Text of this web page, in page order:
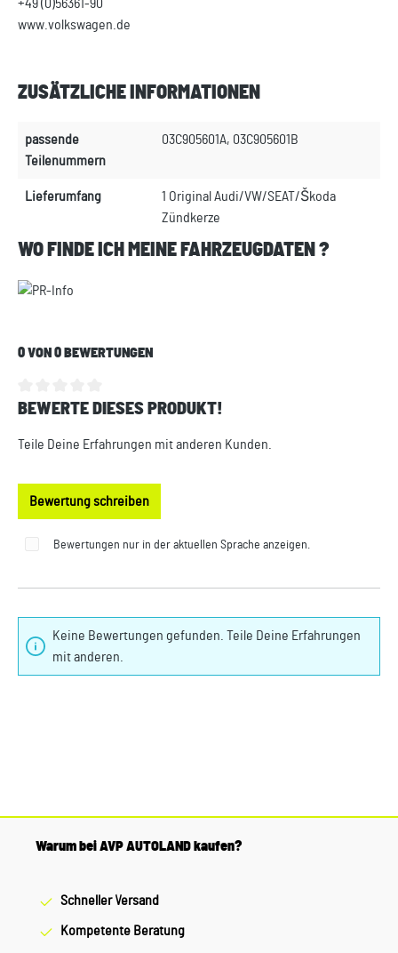
+49 (0)56361-90
www.volkswagen.de
ZUSÄTZLICHE INFORMATIONEN
passende
Teilenummern
03C905601A, 03C905601B
Lieferumfang
1 Original Audi/VW/SEAT/Škoda
Zündkerze
WO FINDE ICH MEINE FAHRZEUGDATEN ?
0 VON 0 BEWERTUNGEN
Durchschnittliche Bewertung von 0 von 5 Sternen
BEWERTE DIESES PRODUKT!
Teile Deine Erfahrungen mit anderen Kunden.
Bewertung schreiben
Bewertungen nur in der aktuellen Sprache anzeigen.
Keine Bewertungen gefunden. Teile Deine Erfahrungen
mit anderen.
Warum bei AVP AUTOLAND kaufen?
Schneller Versand
Kompetente Beratung